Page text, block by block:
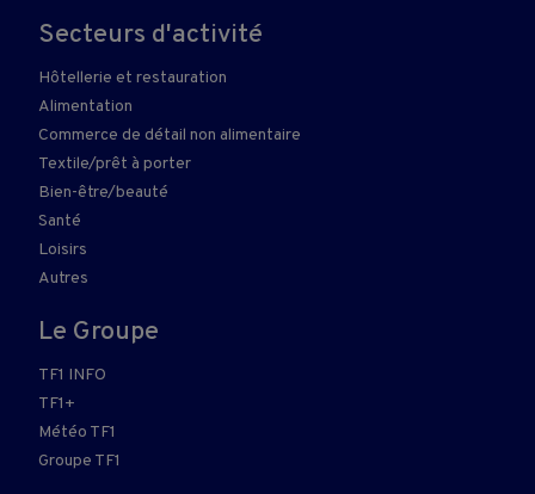
Secteurs d'activité
Hôtellerie et restauration
Alimentation
Commerce de détail non alimentaire
Textile/prêt à porter
Bien-être/beauté
Santé
Loisirs
Autres
Le Groupe
TF1 INFO
TF1+
Météo TF1
Groupe TF1